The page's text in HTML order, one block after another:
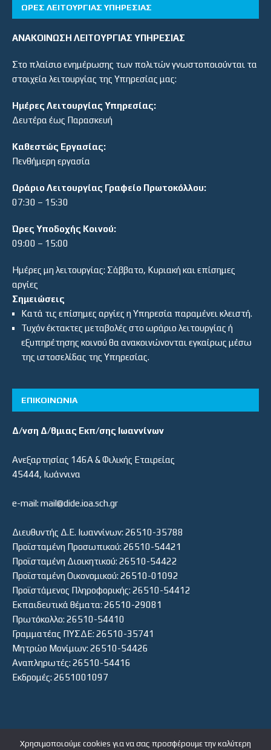
ΏΡΕΣ ΛΕΙΤΟΥΡΓΊΑΣ ΥΠΗΡΕΣΊΑΣ
ΑΝΑΚΟΙΝΩΣΗ ΛΕΙΤΟΥΡΓΙΑΣ ΥΠΗΡΕΣΙΑΣ
Στο πλαίσιο ενημέρωσης των πολιτών γνωστοποιούνται τα
στοιχεία λειτουργίας της Υπηρεσίας μας:
Ημέρες Λειτουργίας Υπηρεσίας:
Δευτέρα έως Παρασκευή
Καθεστώς Εργασίας:
Πενθήμερη εργασία
Ωράριο Λειτουργίας Γραφείο Πρωτοκόλλου:
07:30 – 15:30
Ώρες Υποδοχής Κοινού:
09:00 – 15:00
Ημέρες μη λειτουργίας: Σάββατο, Κυριακή και επίσημες
αργίες
Σημειώσεις
Κατά τις επίσημες αργίες η Υπηρεσία παραμένει κλειστή.
Τυχόν έκτακτες μεταβολές στο ωράριο λειτουργίας ή
εξυπηρέτησης κοινού θα ανακοινώνονται εγκαίρως μέσω
της ιστοσελίδας της Υπηρεσίας.
ΕΠΙΚΟΙΝΩΝΙΑ
Δ/νση Δ/θμιας Εκπ/σης Ιωαννίνων
Ανεξαρτησίας 146Α & Φιλικής Εταιρείας
45444, Ιωάννινα
e-mail: mail@dide.ioa.sch.gr
Διευθυντής Δ.Ε. Ιωαννίνων: 26510-35788
Προϊσταμένη Προσωπικού: 26510-54421
Προϊσταμένη Διοικητικού: 26510-54422
Προϊσταμένη Οικονομικού: 26510-01092
Προϊστάμενος Πληροφορικής: 26510-54412
Εκπαιδευτικά θέματα: 26510-29081
Πρωτόκολλο: 26510-54410
Γραμματέας ΠΥΣΔΕ: 26510-35741
Μητρώο Μονίμων: 26510-54426
Αναπληρωτές: 26510-54416
Εκδρομές: 2651001097
Χρησιμοποιούμε cookies για να σας προσφέρουμε την καλύτερη